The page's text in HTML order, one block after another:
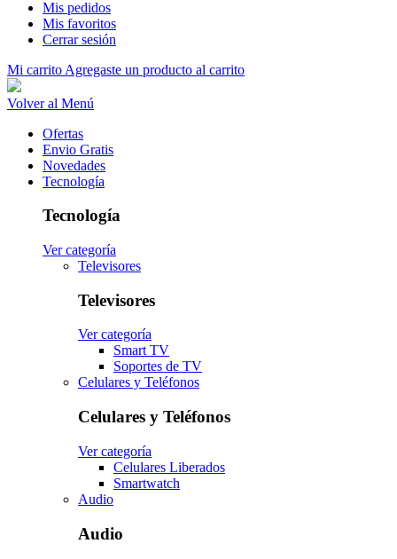
Mis pedidos
Mis favoritos
Cerrar sesión
Mi carrito Agregaste un producto al carrito
Volver al Menú
Ofertas
Envio Gratis
Novedades
Tecnología
Tecnología
Ver categoría
Televisores
Televisores
Ver categoría
Smart TV
Soportes de TV
Celulares y Teléfonos
Celulares y Teléfonos
Ver categoría
Celulares Liberados
Smartwatch
Audio
Audio